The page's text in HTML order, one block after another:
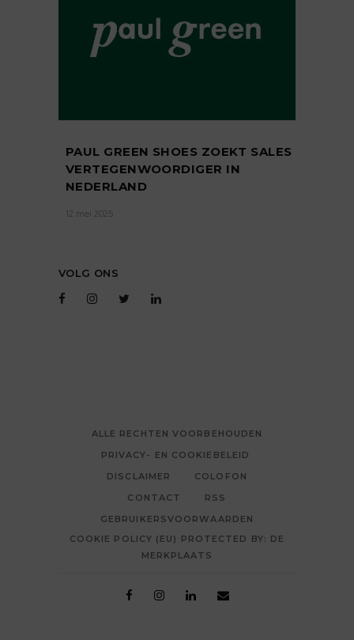
PAUL GREEN SHOES ZOEKT SALES
VERTEGENWOORDIGER IN
NEDERLAND
12 mei 2025
VOLG ONS
ALLE RECHTEN VOORBEHOUDEN
PRIVACY- EN COOKIEBELEID
DISCLAIMER
COLOFON
CONTACT
RSS
GEBRUIKERSVOORWAARDEN
COOKIE POLICY (EU) PROTECTED BY: DE
MERKPLAATS